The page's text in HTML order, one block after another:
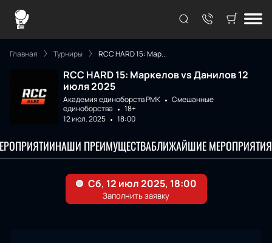
Главная Турниры RCC HARD 15: Мар...
RCC HARD 15: Маркелов vs Данилов 12
июля 2025
Академия единоборств РМК
Смешанные
единоборства
18+
12 июл. 2025
18:00
НАШИ ПРЕИМУЩЕСТВАБЛИЖАЙШИЕ МЕРОПРИЯТИЯ